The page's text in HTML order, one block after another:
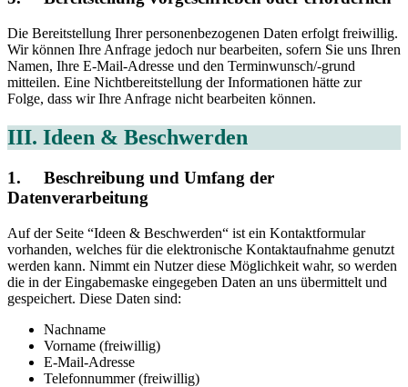
Die Bereitstellung Ihrer personenbezogenen Daten erfolgt freiwillig.
Wir können Ihre Anfrage jedoch nur bearbeiten, sofern Sie uns Ihren
Namen, Ihre E-Mail-Adresse und den Terminwunsch/-grund
mitteilen. Eine Nichtbereitstellung der Informationen hätte zur
Folge, dass wir Ihre Anfrage nicht bearbeiten können.
III. Ideen & Beschwerden
1. Beschreibung und Umfang der
Datenverarbeitung
Auf der Seite “Ideen & Beschwerden“ ist ein Kontaktformular
vorhanden, welches für die elektronische Kontaktaufnahme genutzt
werden kann. Nimmt ein Nutzer diese Möglichkeit wahr, so werden
die in der Eingabemaske eingegeben Daten an uns übermittelt und
gespeichert. Diese Daten sind:
Nachname
Vorname (freiwillig)
E-Mail-Adresse
Telefonnummer (freiwillig)